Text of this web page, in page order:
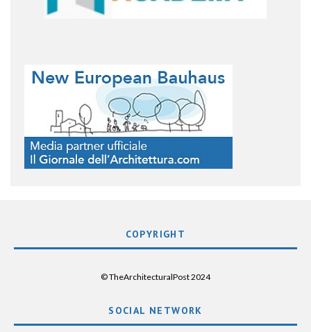
COPYRIGHT
© TheArchitecturalPost 2024
SOCIAL NETWORK